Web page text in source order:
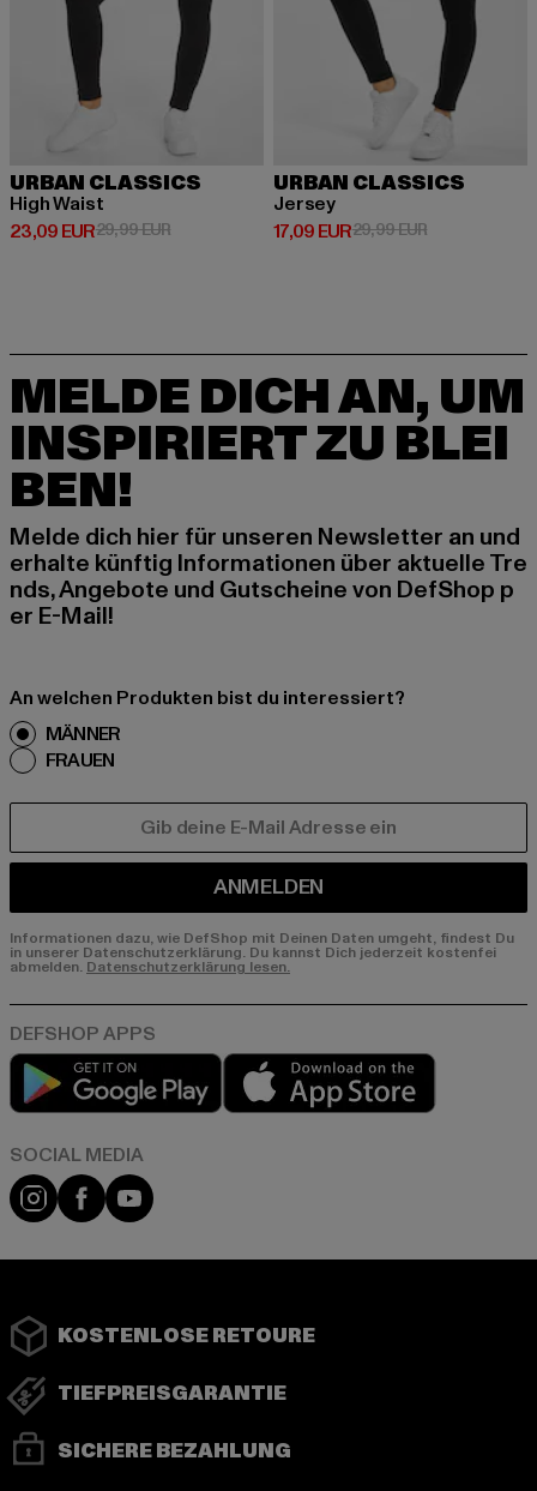
URBAN CLASSICS
High Waist
23,09 EUR
Derzeitiger Preis: 23,09 EUR
29,99 EURAktionspreis: 29,99 EUR
URBAN CLASSICS
Jersey
17,09 EUR
Derzeitiger Preis: 17,09 EUR
29,99 EURAktionspreis:
MELDE DICH AN, UM
INSPIRIERT ZU BLEI
BEN!
Melde dich hier für unseren Newsletter an und
erhalte künftig Informationen über aktuelle Tre
nds, Angebote und Gutscheine von DefShop p
er E-Mail!
An welchen Produkten bist du interessiert?
MÄNNER
FRAUEN
ANMELDEN
Informationen dazu, wie DefShop mit Deinen Daten umgeht, findest Du
in unserer Datenschutzerklärung. Du kannst Dich jederzeit kostenfei
abmelden. Datenschutzerklärung lesen.
Play market
Instagram
FacebookYouTube
KOSTENLOSE RETOURE
TIEFPREISGARANTIE
SICHERE BEZAHLUNG